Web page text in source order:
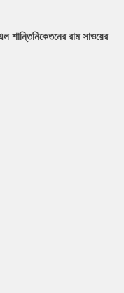
শান্তিনিকেতনের রাম সাওয়ের